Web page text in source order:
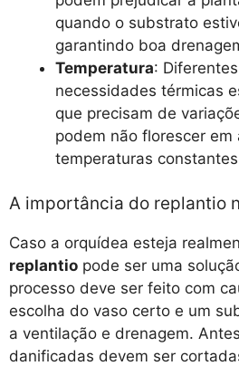
quando o substrato
garantindo boa
Temperatura:
necessidades térmicas
que precisam de
podem não florescer em
temperaturas
A importância do replantio
Caso a orquídea esteja
replantio pode ser uma
processo deve ser feito com
escolha do vaso certo e um
a ventilação e drenagem.
danificadas devem ser